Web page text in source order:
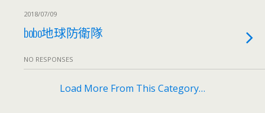
2018/07/09
bobo地球防衛隊
NO RESPONSES
Load More From This Category…